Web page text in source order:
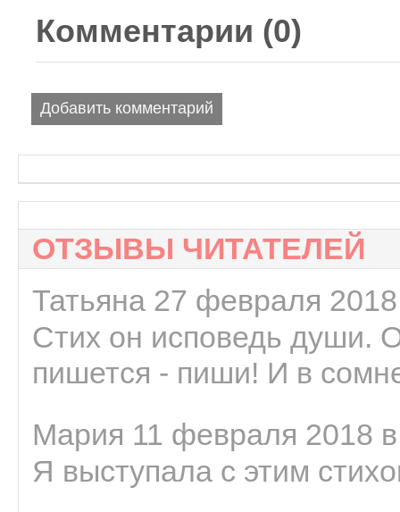
Комментарии (0)
Добавить комментарий
ОТЗЫВЫ ЧИТАТЕЛЕЙ
Татьяна 27 февраля
Стих он исповедь души.
пишется - пиши! И в
Мария 11 февраля 2018
Я выступала с этим